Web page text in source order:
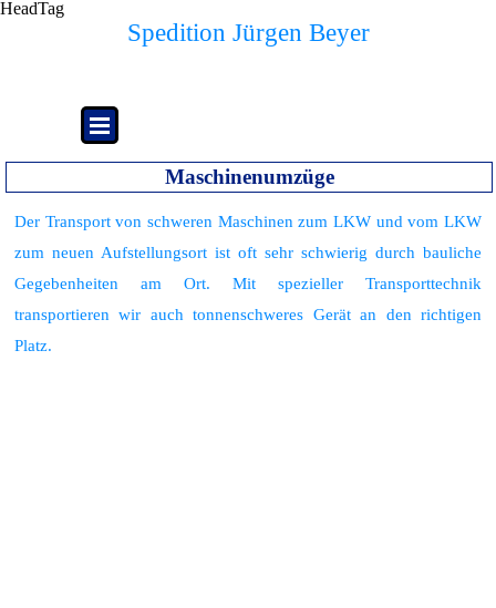
HeadTag
Direkt zum Seiteninhalt
Menü überspringen
Spedition Jürgen Beyer
Maschinenumzüge
Der Transport von schweren Maschinen zum LKW und vom LKW
zum neuen Aufstellungsort ist oft sehr schwierig durch bauliche
Gegebenheiten am Ort. Mit spezieller Transporttechnik
transportieren wir auch tonnenschweres Gerät an den richtigen
Platz.